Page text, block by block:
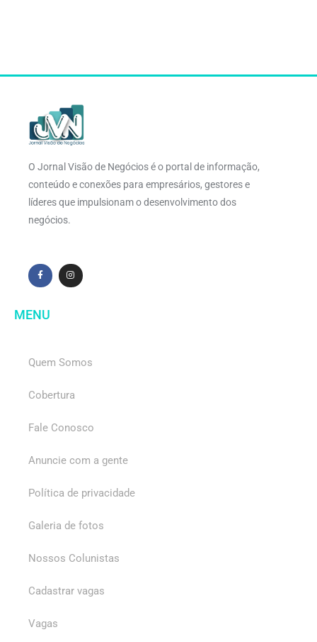
O Jornal Visão de Negócios é o portal de informação,
conteúdo e conexões para empresários, gestores e
líderes que impulsionam o desenvolvimento dos
negócios.
MENU
Quem Somos
Cobertura
Fale Conosco
Anuncie com a gente
Política de privacidade
Galeria de fotos
Nossos Colunistas
Cadastrar vagas
Vagas